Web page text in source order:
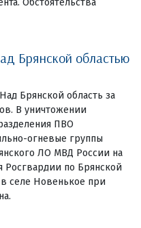
Обстоятельства
Брянской областью
Брянской область за
В уничтожении
ПВО
огневые группы
ЛО МВД России на
Росгвардии по Брянской
селе Новенькое при